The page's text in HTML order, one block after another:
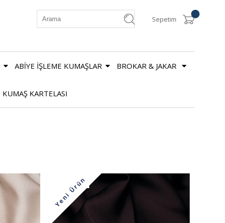
Sepetim
ABİYE İŞLEME KUMAŞLAR BROKAR & JAKAR
KUMAŞ KARTELASI
İndirim
%22İndirim
Yeni Ürün